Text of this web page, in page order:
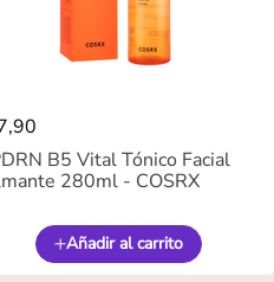
,90
B5 Vital Tónico Facial
280ml - COSRX
Añadir al carrito